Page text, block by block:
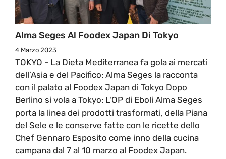
Alma Seges Al Foodex Japan Di Tokyo
4 Marzo 2023
TOKYO - La Dieta Mediterranea fa gola ai mercati
dell’Asia e del Pacifico: Alma Seges la racconta
con il palato al Foodex Japan di Tokyo Dopo
Berlino si vola a Tokyo: L'OP di Eboli Alma Seges
porta la linea dei prodotti trasformati, della Piana
del Sele e le conserve fatte con le ricette dello
Chef Gennaro Esposito come inno della cucina
campana dal 7 al 10 marzo al Foodex Japan.